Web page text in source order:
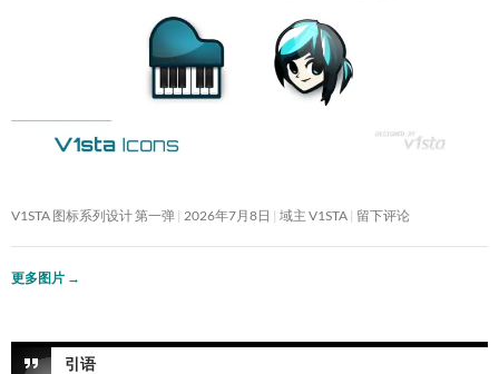
V1STA 图标系列设计 第一弹 2026年7月8日 域主 V1STA 留下评论
更多图片 →
引语